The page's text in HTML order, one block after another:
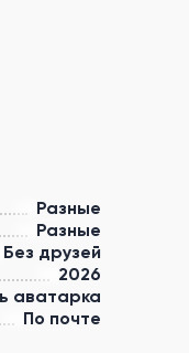
Разные
Разные
Без друзей
2026
аватарка
По почте